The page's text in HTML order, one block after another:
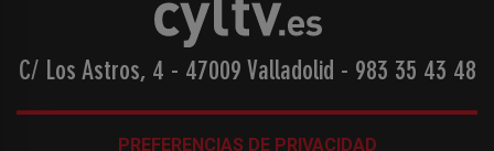
C/ Los Astros, 4 - 47009 Valladolid - 983 35 43 48
PREFERENCIAS DE PRIVACIDAD